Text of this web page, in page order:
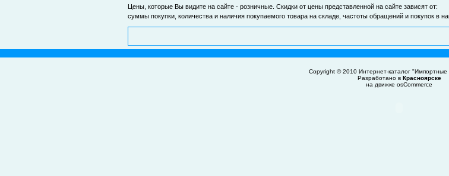
Цены, которые Вы видите на сайте - розничные. Скидки от цены представленной на сайте зависят от:
суммы покупки, количества и наличия покупаемого товара на складе, частоты обращений и покупок в
Copyright © 2010 Интернет-каталог
Разработано в Красноярске
на движке osCommerce